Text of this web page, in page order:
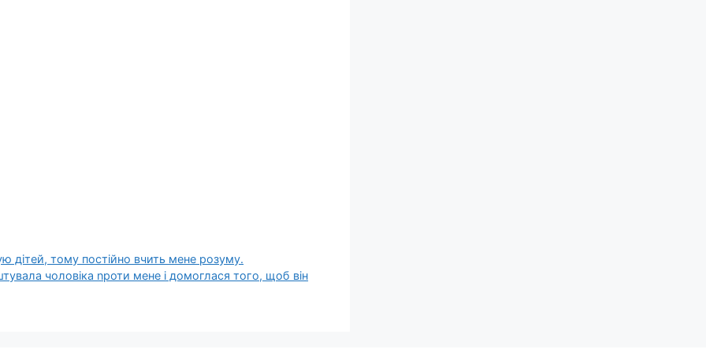
дітей, тому постійно вчить мене розуму.
чоловіка nроти мене і домоглася того, щоб він